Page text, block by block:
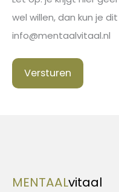
wel willen, dan kun je
info@mentaalvitaal.nl
Versturen
MENTAALvitaal